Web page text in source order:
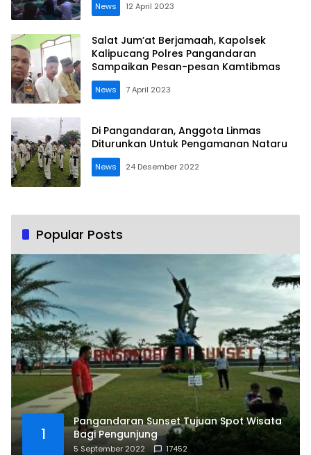
News 12 April 2023
Salat Jum’at Berjamaah, Kapolsek
Kalipucang Polres Pangandaran
Sampaikan Pesan-pesan Kamtibmas
News 7 April 2023
Di Pangandaran, Anggota Linmas
Diturunkan Untuk Pengamanan Nataru
News 24 Desember 2022
Popular Posts
1
Pangandaran Sunset Tujuan Spot Wisata
Bagi Pengunjung
5 September 2022 17452